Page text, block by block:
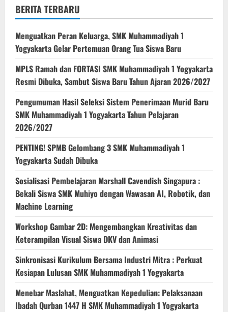
BERITA TERBARU
Menguatkan Peran Keluarga, SMK Muhammadiyah 1
Yogyakarta Gelar Pertemuan Orang Tua Siswa Baru
MPLS Ramah dan FORTASI SMK Muhammadiyah 1 Yogyakarta
Resmi Dibuka, Sambut Siswa Baru Tahun Ajaran 2026/2027
Pengumuman Hasil Seleksi Sistem Penerimaan Murid Baru
SMK Muhammadiyah 1 Yogyakarta Tahun Pelajaran
2026/2027
PENTING! SPMB Gelombang 3 SMK Muhammadiyah 1
Yogyakarta Sudah Dibuka
Sosialisasi Pembelajaran Marshall Cavendish Singapura :
Bekali Siswa SMK Muhiyo dengan Wawasan AI, Robotik, dan
Machine Learning
Workshop Gambar 2D: Mengembangkan Kreativitas dan
Keterampilan Visual Siswa DKV dan Animasi
Sinkronisasi Kurikulum Bersama Industri Mitra : Perkuat
Kesiapan Lulusan SMK Muhammadiyah 1 Yogyakarta
Menebar Maslahat, Menguatkan Kepedulian: Pelaksanaan
Ibadah Qurban 1447 H SMK Muhammadiyah 1 Yogyakarta